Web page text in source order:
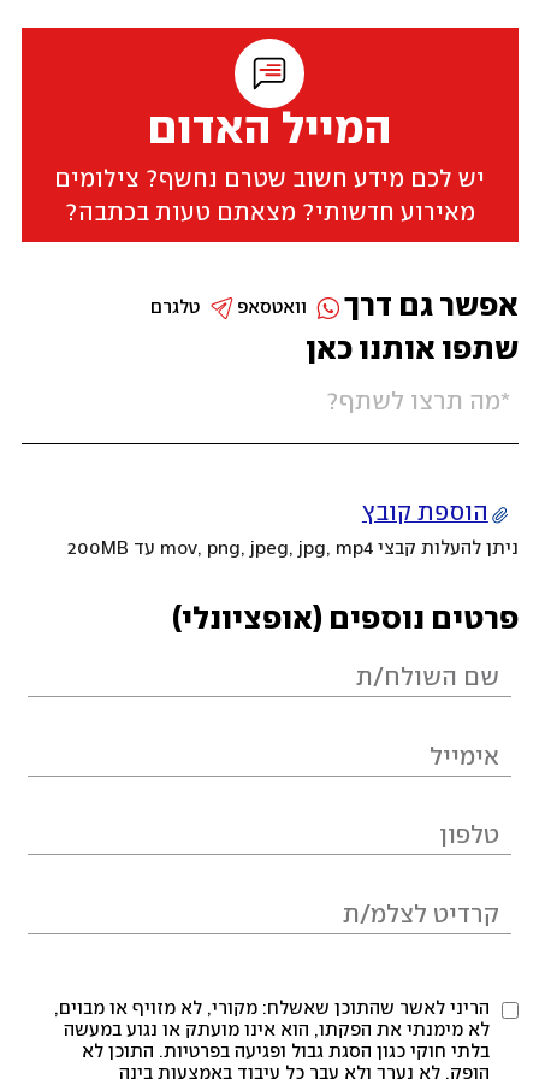
המייל האדום
יש לכם מידע חשוב שטרם נחשף? צילומים
מאירוע חדשותי? מצאתם טעות בכתבה?
שתפו אותנו כאן
הוספת קובץ
ניתן להעלות קבצי mov, png, jpeg, jpg, mp4 עד 200MB
פרטים נוספים (אופציונלי)
הריני לאשר שהתוכן שאשלח: מקורי, לא מזויף או מבוים,
לא מימנתי את הפקתו, הוא אינו מועתק או נגוע במעשה
בלתי חוקי כגון הסגת גבול ופגיעה בפרטיות. התוכן לא
הופק, לא נערך ולא עבר כל עיבוד באמצעות בינה
אפשר גם דרך טלגרם וואטסאפ